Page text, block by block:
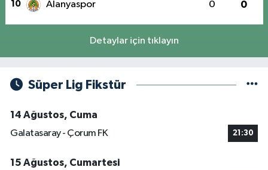
10 Alanyaspor 0 0
Detaylar için tıklayın
Süper Lig Fikstür
14 Ağustos, Cuma
Galatasaray - Çorum FK
21:30
15 Ağustos, Cumartesi